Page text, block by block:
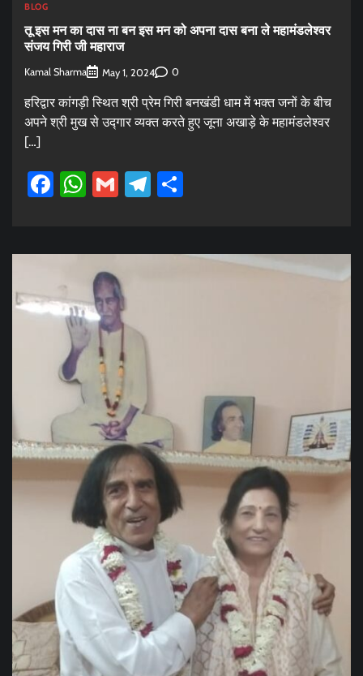
BLOG
तू इस मन का दास ना बन इस मन को अपना दास बना ले महामंडलेश्वर
संजय गिरी जी महाराज
Kamal Sharma May 1, 2024 0
हरिद्वार कांगड़ी स्थित श्री प्रेम गिरी बनखंडी धाम में भक्त जनों के बीच
अपने श्री मुख से उद्गार व्यक्त करते हुए जूना अखाड़े के महामंडलेश्वर
[…]
Facebook
WhatsApp
GmailTelegram